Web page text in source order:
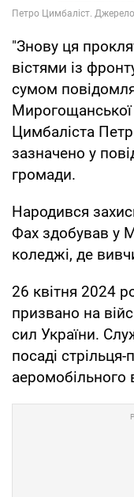
"Знову ця
вістями із
сумом
Цимбаліста
зазначено у
громади.
Народився
Фах здобував у
коледжі, де
26 квітня 2024
призвано на
сил України.
посаді
аеромобільного